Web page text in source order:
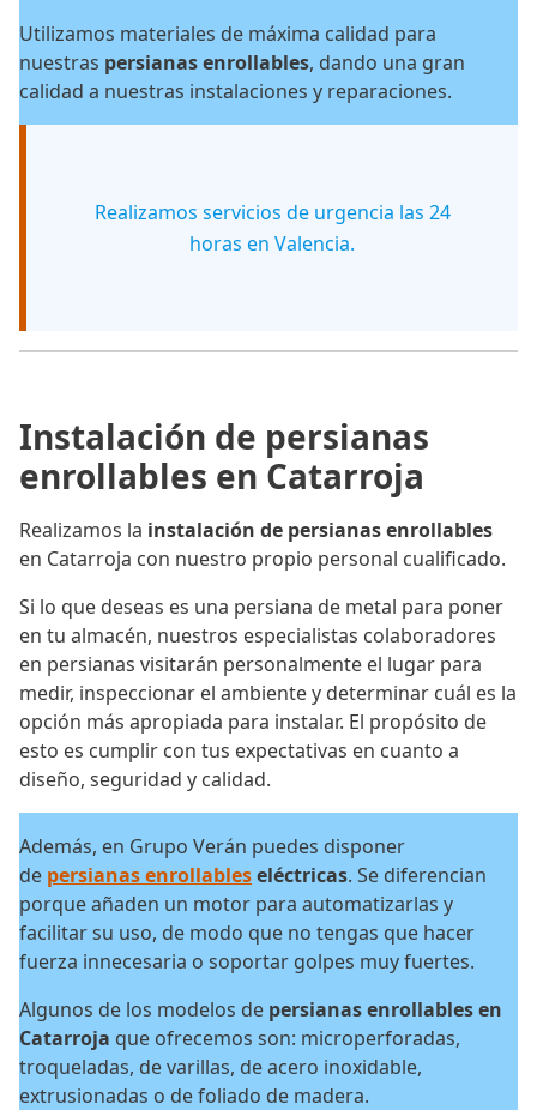
Utilizamos materiales de máxima calidad para
nuestras persianas enrollables, dando una gran
calidad a nuestras instalaciones y reparaciones.
Realizamos servicios de urgencia las 24
horas en Valencia.
Instalación de persianas
enrollables en Catarroja
Realizamos la instalación de persianas enrollables
en Catarroja con nuestro propio personal cualificado.
Si lo que deseas es una persiana de metal para poner
en tu almacén, nuestros especialistas colaboradores
en persianas visitarán personalmente el lugar para
medir, inspeccionar el ambiente y determinar cuál es la
opción más apropiada para instalar. El propósito de
esto es cumplir con tus expectativas en cuanto a
diseño, seguridad y calidad.
Además, en Grupo Verán puedes disponer
de persianas enrollableseléctricas. Se diferencian
porque añaden un motor para automatizarlas y
facilitar su uso, de modo que no tengas que hacer
fuerza innecesaria o soportar golpes muy fuertes.
Algunos de los modelos de persianas enrollables en
Catarroja que ofrecemos son: microperforadas,
troqueladas, de varillas, de acero inoxidable,
extrusionadas o de foliado de madera.